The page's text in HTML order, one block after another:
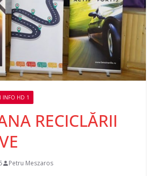
INFO HD 1
RECICLĂRII
Petru Meszaros